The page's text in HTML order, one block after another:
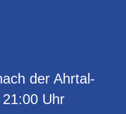
der Ahrtal-
Uhr